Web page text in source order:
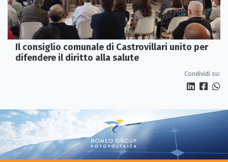
Il consiglio comunale di Castrovillari unito per
difendere il diritto alla salute
Condividi su: